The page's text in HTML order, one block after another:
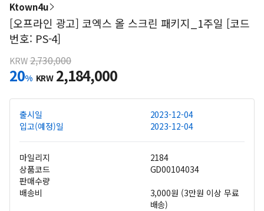
Ktown4u
[오프라인 광고] 코엑스 올 스크린 패키지_1주일 [코드
번호: PS-4]
KRW 2,730,000
20% KRW 2,184,000
출시일
2023-12-04
입고(예정)일
2023-12-04
마일리지
2184
상품코드
GD00104034
판매수량
배송비
3,000원 (3만원 이상 무료
배송)